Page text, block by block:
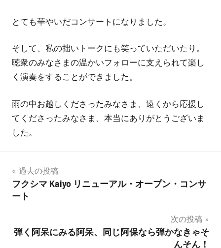
とても華やいだコンサートになりました。
そして、私の拙いトークにも笑っていただいたり。
聴衆のみなさまの温かいフォローに支えられて楽し
く演奏をすることができました。
雨の中お越しくださったみなさま、遠くから応援し
てくださったみなさま、本当にありがとうございま
した。
投
稿
ビ
過去の投稿
フクシマ Kaiyo リニューアル・オープン・コンサ
ート
次の投稿
弾く阿呆にみる阿呆、同じ阿保なら弾かなきゃそ
んそん！